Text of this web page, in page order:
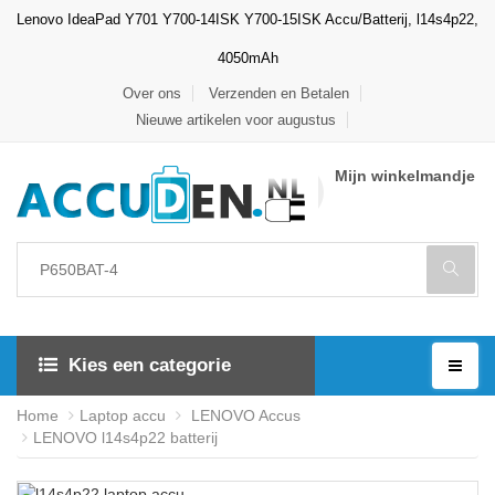
Lenovo IdeaPad Y701 Y700-14ISK Y700-15ISK Accu/Batterij, l14s4p22,
4050mAh
Over ons
Verzenden en Betalen
Nieuwe artikelen voor augustus
Mijn winkelmandje
Kies een categorie
Home Laptop accu
LENOVO Accus
LENOVO l14s4p22 batterij